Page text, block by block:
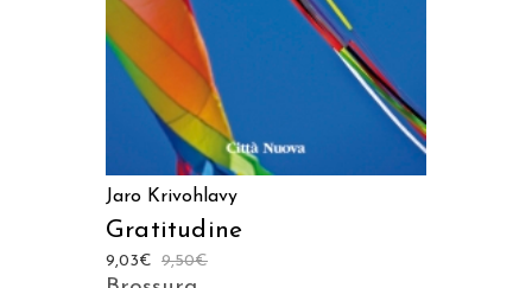
Jaro Krivohlavy
Gratitudine
9,50€
9,03€